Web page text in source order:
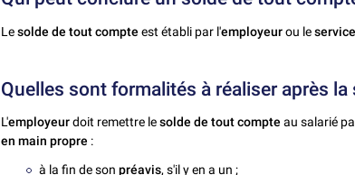
Lesolde de tout compteest établi par l'employeurou le
Quelles sont formalités à réaliser après
L'employeurdoit remettre lesolde de tout compte au salarié
en main propre :
à la fin de sonpréavis, s'il y en a un ;